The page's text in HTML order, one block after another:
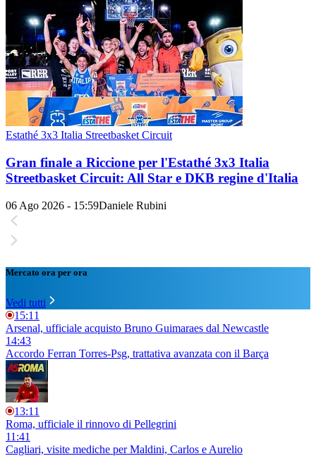
Estathé 3x3 Italia Streetbasket Circuit
Gran finale a Riccione per l'Estathé 3x3 Italia
Streetbasket Circuit: All Star e DKB regine d'Italia
06 Ago 2026 - 15:59Daniele Rubini
Mercato ora per ora
Vedi tutti
15:11
Arsenal, ufficiale acquisto Bruno Guimaraes dal Newcastle
14:43
Accordo Ferran Torres-Psg, trattativa avanzata con il Barça
13:11
Roma, ufficiale il rinnovo di Pellegrini
11:41
Cagliari, visite mediche per Maldini, Carlos e Aurelio